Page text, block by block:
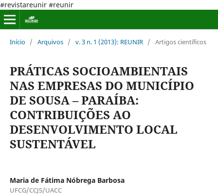
#revistareunir #reunir
Início / Arquivos / v. 3 n. 1 (2013): REUNIR / Artigos científicos
PRÁTICAS SOCIOAMBIENTAIS
NAS EMPRESAS DO MUNICÍPIO
DE SOUSA – PARAÍBA:
CONTRIBUIÇÕES AO
DESENVOLVIMENTO LOCAL
SUSTENTÁVEL
Maria de Fátima Nóbrega Barbosa
UFCG/CCJS/UACC